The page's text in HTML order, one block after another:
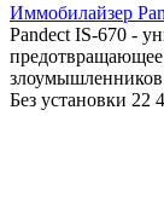
Иммобилайзер
Pandect IS-670 -
Без установки 22